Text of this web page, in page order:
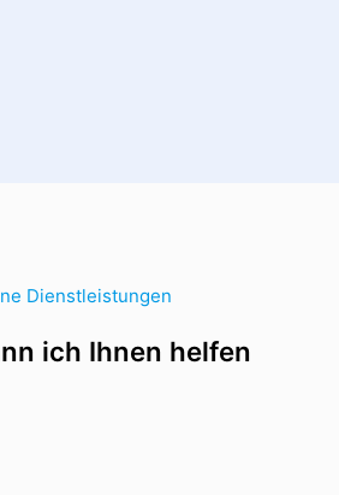
Dienstleistungen
ich Ihnen helfen